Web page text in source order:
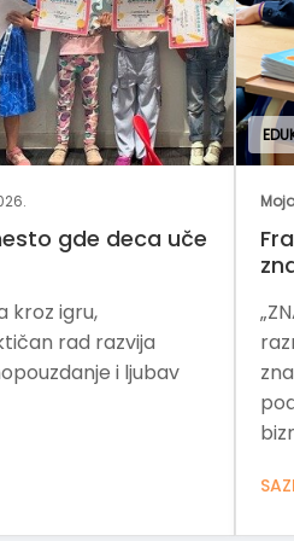
gde deca uče
kroz igru,
rad razvija
i ljubav